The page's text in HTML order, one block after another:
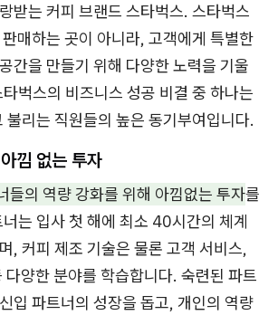
받는 커피 브랜드 스타벅스. 스타벅스
매하는 곳이 아니라, 고객에게 특별한
간을 만들기 위해 다양한 노력을 기울
벅스의 비즈니스 성공 비결 중 하나는
불리는 직원들의 높은 동기부여입니다.
낌 없는 투자
들의 역량 강화를 위해 아낌없는 투자를
는 입사 첫 해에 최소 40시간의 체계
, 커피 제조 기술은 물론 고객 서비스,
다양한 분야를 학습합니다. 숙련된 파트
입 파트너의 성장을 돕고, 개인의 역량